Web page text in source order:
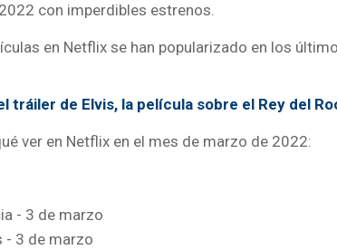
con imperdibles estrenos.
en Netflix se han popularizado en los
tráiler de Elvis, la película sobre el Rey del
ver en Netflix en el mes de marzo de 2022:
- 3 de marzo
- 3 de marzo